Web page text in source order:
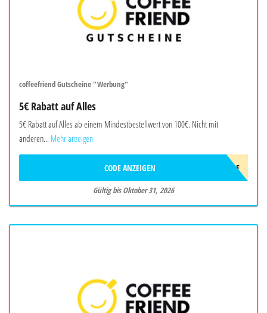
coffeefriend Gutscheine "Werbung"
5€ Rabatt auf Alles
5€ Rabatt auf Alles ab einem Mindestbestellwert von 100€. Nicht mit
anderen... Mehr anzeigen
CFSALE
CODE ANZEIGEN
Gültig bis Oktober 31, 2026